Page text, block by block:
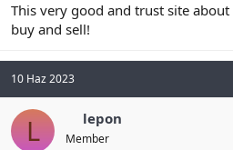
This very good and trust site about
buy and sell!
10 Haz 2023
L lepon
Member